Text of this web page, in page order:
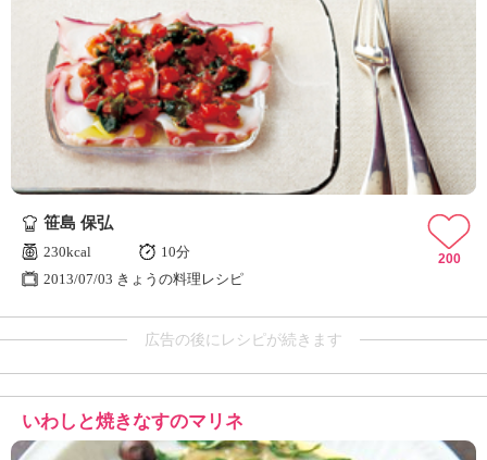
笹島 保弘
230kcal
10分
2013/07/03 きょうの料理レシピ
200
広告の後にレシピが続きます
いわしと焼きなすのマリネ